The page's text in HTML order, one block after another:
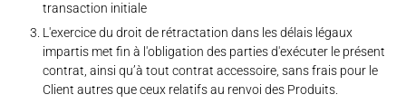
transaction initiale
L'exercice du droit de rétractation dans les délais légaux
impartis met fin à l'obligation des parties d'exécuter le présent
contrat, ainsi qu’à tout contrat accessoire, sans frais pour le
Client autres que ceux relatifs au renvoi des Produits.